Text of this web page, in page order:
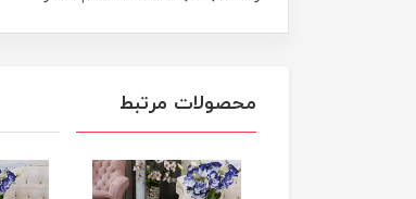
محصولات مرتبط